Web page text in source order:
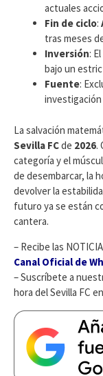
actuales
Fin de ciclo:
tras meses
Inversión:
bajo un
Fuente:
investigación
​La salvación
Sevilla FCde 2026.
categoría y el
de desembarcar, la
devolver la
futuro ya se están
cantera.
– Recibe las
Canal Oficial de
– Suscríbete a
hora del Sevilla FC